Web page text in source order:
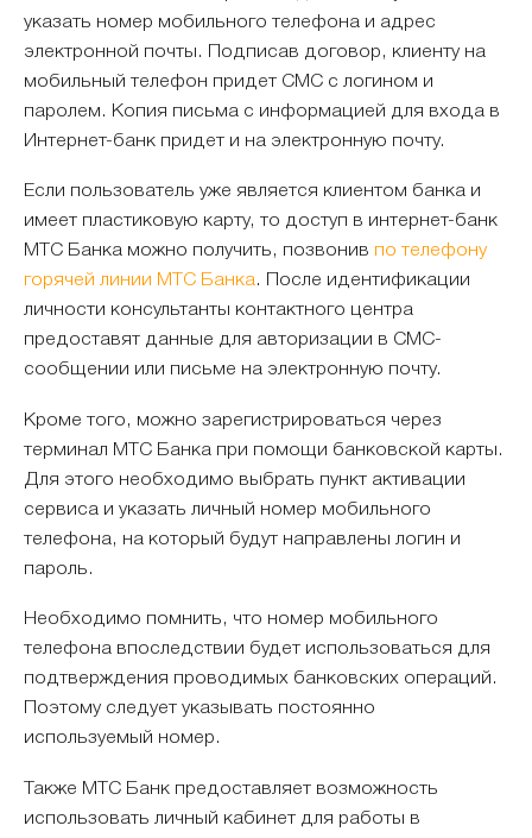
указать номер мобильного телефона и адрес
электронной почты. Подписав договор, клиенту на
мобильный телефон придет СМС с логином и
паролем. Копия письма с информацией для входа в
Интернет-банк придет и на электронную почту.
Если пользователь уже является клиентом банка и
имеет пластиковую карту, то доступ в интернет-банк
МТС Банка можно получить, позвонив по телефону
горячей линии МТС Банка. После идентификации
личности консультанты контактного центра
предоставят данные для авторизации в СМС-
сообщении или письме на электронную почту.
Кроме того, можно зарегистрироваться через
терминал МТС Банка при помощи банковской карты.
Для этого необходимо выбрать пункт активации
сервиса и указать личный номер мобильного
телефона, на который будут направлены логин и
пароль.
Необходимо помнить, что номер мобильного
телефона впоследствии будет использоваться для
подтверждения проводимых банковских операций.
Поэтому следует указывать постоянно
используемый номер.
Также МТС Банк предоставляет возможность
использовать личный кабинет для работы в